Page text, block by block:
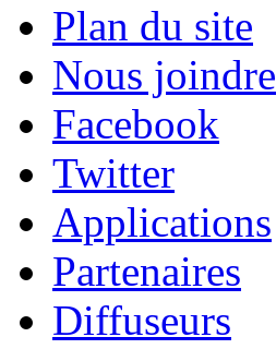
Plan du site
Nous joindre
Facebook
Twitter
Applications
Partenaires
Diffuseurs